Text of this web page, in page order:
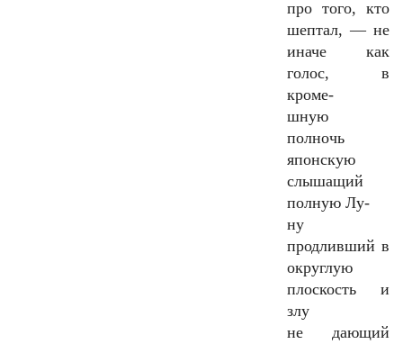
про того, кто
шептал, — не
иначе как
голос, в
кроме-
шную
полночь
японскую
слышащий
полную Лу-
ну
продливший в
округлую
плоскость и
злу
не дающий